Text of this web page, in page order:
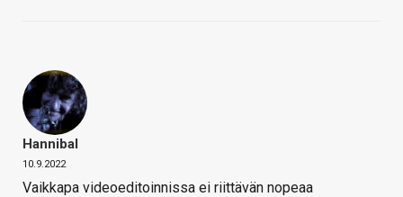
Hannibal
10.9.2022
Vaikkapa videoeditoinnissa ei riittävän nopeaa